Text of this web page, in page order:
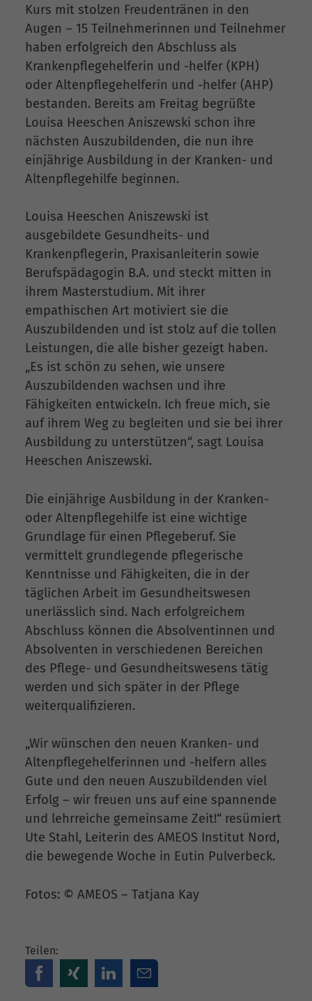
Kurs mit stolzen Freudentränen in den
Augen – 15 Teilnehmerinnen und Teilnehmer
haben erfolgreich den Abschluss als
Krankenpflegehelferin und -helfer (KPH)
oder Altenpflegehelferin und -helfer (AHP)
bestanden. Bereits am Freitag begrüßte
Louisa Heeschen Aniszewski schon ihre
nächsten Auszubildenden, die nun ihre
einjährige Ausbildung in der Kranken- und
Altenpflegehilfe beginnen.
Louisa Heeschen Aniszewski ist
ausgebildete Gesundheits- und
Krankenpflegerin, Praxisanleiterin sowie
Berufspädagogin B.A. und steckt mitten in
ihrem Masterstudium. Mit ihrer
empathischen Art motiviert sie die
Auszubildenden und ist stolz auf die tollen
Leistungen, die alle bisher gezeigt haben.
„Es ist schön zu sehen, wie unsere
Auszubildenden wachsen und ihre
Fähigkeiten entwickeln. Ich freue mich, sie
auf ihrem Weg zu begleiten und sie bei ihrer
Ausbildung zu unterstützen“, sagt Louisa
Heeschen Aniszewski.
Die einjährige Ausbildung in der Kranken-
oder Altenpflegehilfe ist eine wichtige
Grundlage für einen Pflegeberuf. Sie
vermittelt grundlegende pflegerische
Kenntnisse und Fähigkeiten, die in der
täglichen Arbeit im Gesundheitswesen
unerlässlich sind. Nach erfolgreichem
Abschluss können die Absolventinnen und
Absolventen in verschiedenen Bereichen
des Pflege- und Gesundheitswesens tätig
werden und sich später in der Pflege
weiterqualifizieren.
„Wir wünschen den neuen Kranken- und
Altenpflegehelferinnen und -helfern alles
Gute und den neuen Auszubildenden viel
Erfolg – wir freuen uns auf eine spannende
und lehrreiche gemeinsame Zeit!“ resümiert
Ute Stahl, Leiterin des AMEOS Institut Nord,
die bewegende Woche in Eutin Pulverbeck.
Fotos: © AMEOS – Tatjana Kay
Teilen: